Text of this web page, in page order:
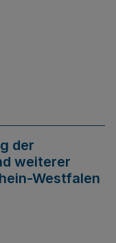
der
weiterer
Westfalen